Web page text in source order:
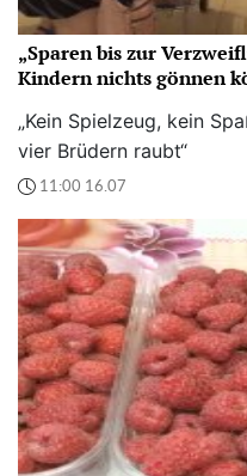
„Sparen bis zur
Kindern nichts gönnen
„Kein Spielzeug, kein
vier Brüdern raubt“
11:00 16.07